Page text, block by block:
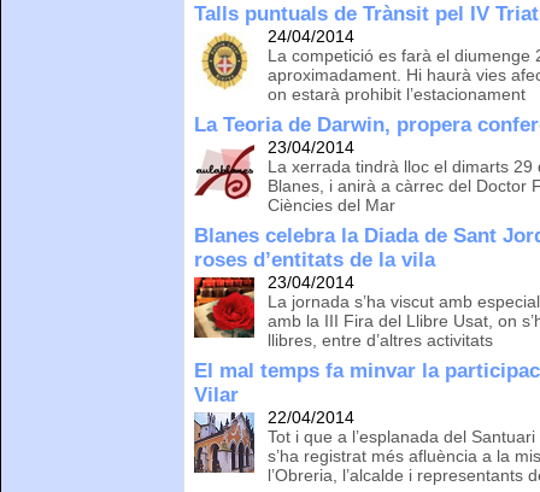
Talls puntuals de Trànsit pel IV
24/04/2014
La competició es farà el diumenge
aproximadament. Hi haurà vies
on estarà prohibit l’estacionament
La Teoria de Darwin, propera
23/04/2014
La xerrada tindrà lloc el dimarts 29
Blanes, i anirà a càrrec del Doctor
Ciències del Mar
Blanes celebra la Diada de Sant
roses d’entitats de la vila
23/04/2014
La jornada s’ha viscut amb
amb la III Fira del Llibre Usat, on
llibres, entre d’altres activitats
El mal temps fa minvar la
Vilar
22/04/2014
Tot i que a l’esplanada del
s’ha registrat més afluència a la
l’Obreria, l’alcalde i representants